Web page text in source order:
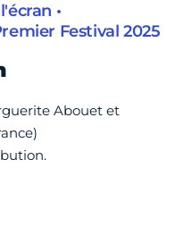
•
Festival 2025
Abouet et